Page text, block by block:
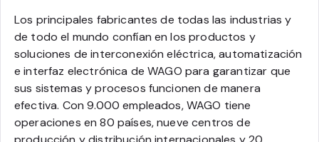
Los principales fabricantes de todas las industrias y
de todo el mundo confían en los productos y
soluciones de interconexión eléctrica, automatización
e interfaz electrónica de WAGO para garantizar que
sus sistemas y procesos funcionen de manera
efectiva. Con 9.000 empleados, WAGO tiene
operaciones en 80 países, nueve centros de